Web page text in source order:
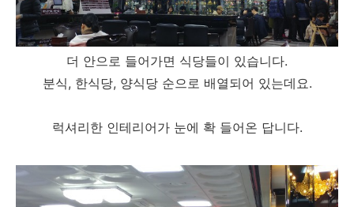
더 안으로 들어가면 식당들이 있습니다.
분식, 한식당, 양식당 순으로 배열되어 있는데요.
럭셔리한 인테리어가 눈에 확 들어온 답니다.